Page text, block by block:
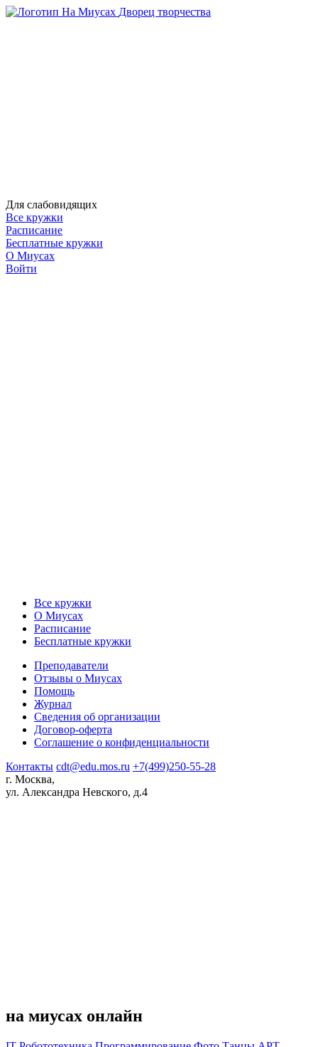
На Миусах Дворец творчества
Для слабовидящих
Все кружки
Расписание
Бесплатные кружки
О Миусах
Войти
Все кружки
О Миусах
Расписание
Бесплатные кружки
Преподаватели
Отзывы о Миусах
Помощь
Журнал
Сведения об организации
Договор-оферта
Соглашение о конфиденциальности
Контакты cdt@edu.mos.ru +7(499)250-55-28
г. Москва,
ул. Александра Невского, д.4
на миусах онлайн